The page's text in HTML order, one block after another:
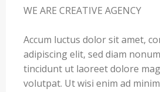
WE ARE CREATIVE AGENCY
Accum luctus dolor sit amet,
adipiscing elit, sed diam
tincidunt ut laoreet dolore
volutpat. Ut wisi enim ad